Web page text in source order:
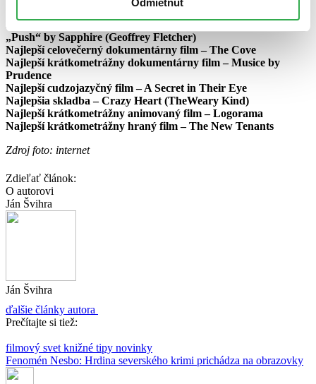
Odmietnuť
Najlepší adaptovaný scenár – Precious: Based on the novel
„Push“ by Sapphire (Geoffrey Fletcher)
Najlepší celovečerný dokumentárny film – The Cove
Najlepší krátkometrážny dokumentárny film – Musice by
Prudence
Najlepší cudzojazyčný film – A Secret in Their Eye
Najlepšia skladba – Crazy Heart (TheWeary Kind)
Najlepší krátkometrážny animovaný film – Logorama
Najlepší krátkometrážny hraný film – The New Tenants
Zdroj foto: internet
Zdieľať článok:
O autorovi
Ján Švihra
Ján Švihra
ďalšie články autora
Prečítajte si tiež:
filmový svet knižné tipy novinky
Fenomén Nesbo: Hrdina severského krimi prichádza na obrazovky